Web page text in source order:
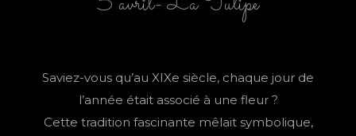
Saviez-vous qu’au XIXe siècle, chaque jour de
l’année était associé à une fleur ?
Cette tradition fascinante mêlait symbolique,